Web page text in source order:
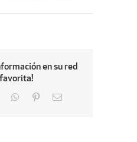
en su red
WhatsApp
PinterestEmail